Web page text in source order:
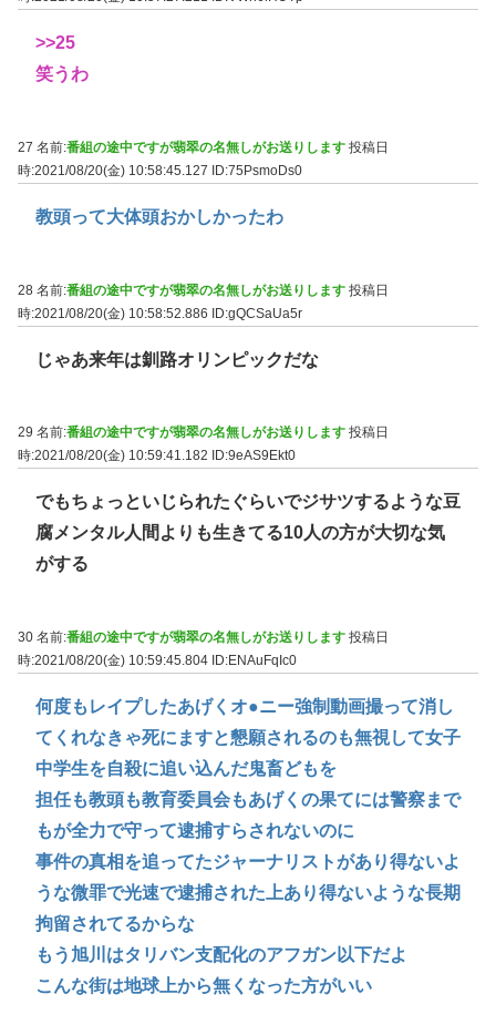
>>25
笑うわ
27 名前:番組の途中ですが翡翠の名無しがお送りします 投稿日
時:2021/08/20(金) 10:58:45.127
ID:75PsmoDs0
教頭って大体頭おかしかったわ
28 名前:番組の途中ですが翡翠の名無しがお送りします 投稿日
時:2021/08/20(金) 10:58:52.886 ID:gQCSaUa5r
じゃあ来年は釧路オリンピックだな
29 名前:番組の途中ですが翡翠の名無しがお送りします 投稿日
時:2021/08/20(金) 10:59:41.182
ID:9eAS9Ekt0
でもちょっといじられたぐらいでジサツするような豆
腐メンタル人間よりも生きてる10人の方が大切な気
がする
30 名前:番組の途中ですが翡翠の名無しがお送りします 投稿日
時:2021/08/20(金) 10:59:45.804 ID:ENAuFqIc0
何度もレイプしたあげくオ●ニー強制動画撮って消し
てくれなきゃ死にますと懇願されるのも無視して女子
中学生を自殺に追い込んだ鬼畜どもを
担任も教頭も教育委員会もあげくの果てには警察まで
もが全力で守って逮捕すらされないのに
事件の真相を追ってたジャーナリストがあり得ないよ
うな微罪で光速で逮捕された上あり得ないような長期
拘留されてるからな
もう旭川はタリバン支配化のアフガン以下だよ
こんな街は地球上から無くなった方がいい